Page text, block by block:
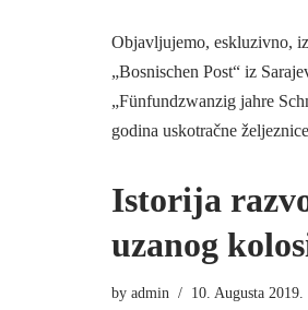
Objavljujemo, eskluzivno,
„Bosnischen Post“ iz
„Fünfundzwanzig jahre
godina uskotračne
Istorija
uzanog
by admin 10. Augusta 2019.